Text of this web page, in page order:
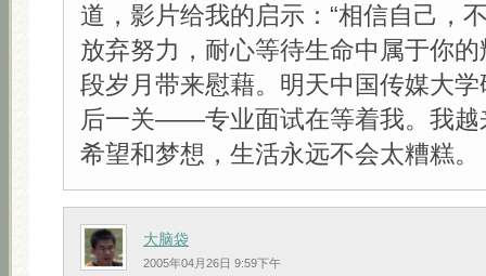
道，影片给我的启示：“相信自己，
放弃努力，耐心等待生命中属于你的
段岁月带来慰藉。明天中国传媒大
后一关——专业面试在等着我。我越
希望和梦想，生活永远不会太糟糕。
大脑袋
2005年04月26日 9:59下午